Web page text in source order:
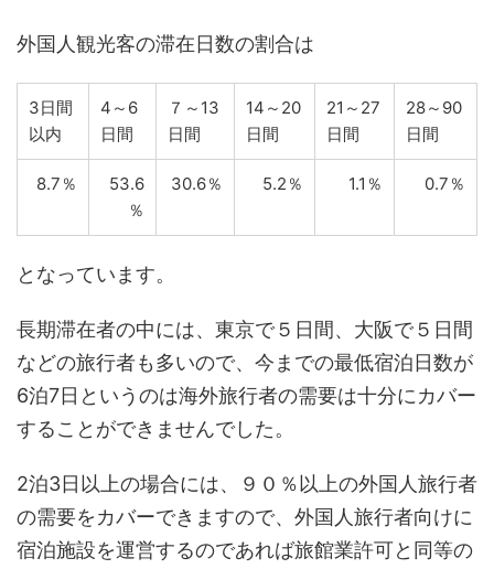
外国人観光客の滞在日数の割合は
3日間
以内
4～6
日間
７～13
日間
14～20
日間
21～27
日間
28～90
日間
8.7％
53.6
％
30.6％ 5.2％ 1.1％ 0.7％
となっています。
長期滞在者の中には、東京で５日間、大阪で５日間
などの旅行者も多いので、今までの最低宿泊日数が
6泊7日というのは海外旅行者の需要は十分にカバー
することができませんでした。
2泊3日以上の場合には、９０％以上の外国人旅行者
の需要をカバーできますので、外国人旅行者向けに
宿泊施設を運営するのであれば旅館業許可と同等の